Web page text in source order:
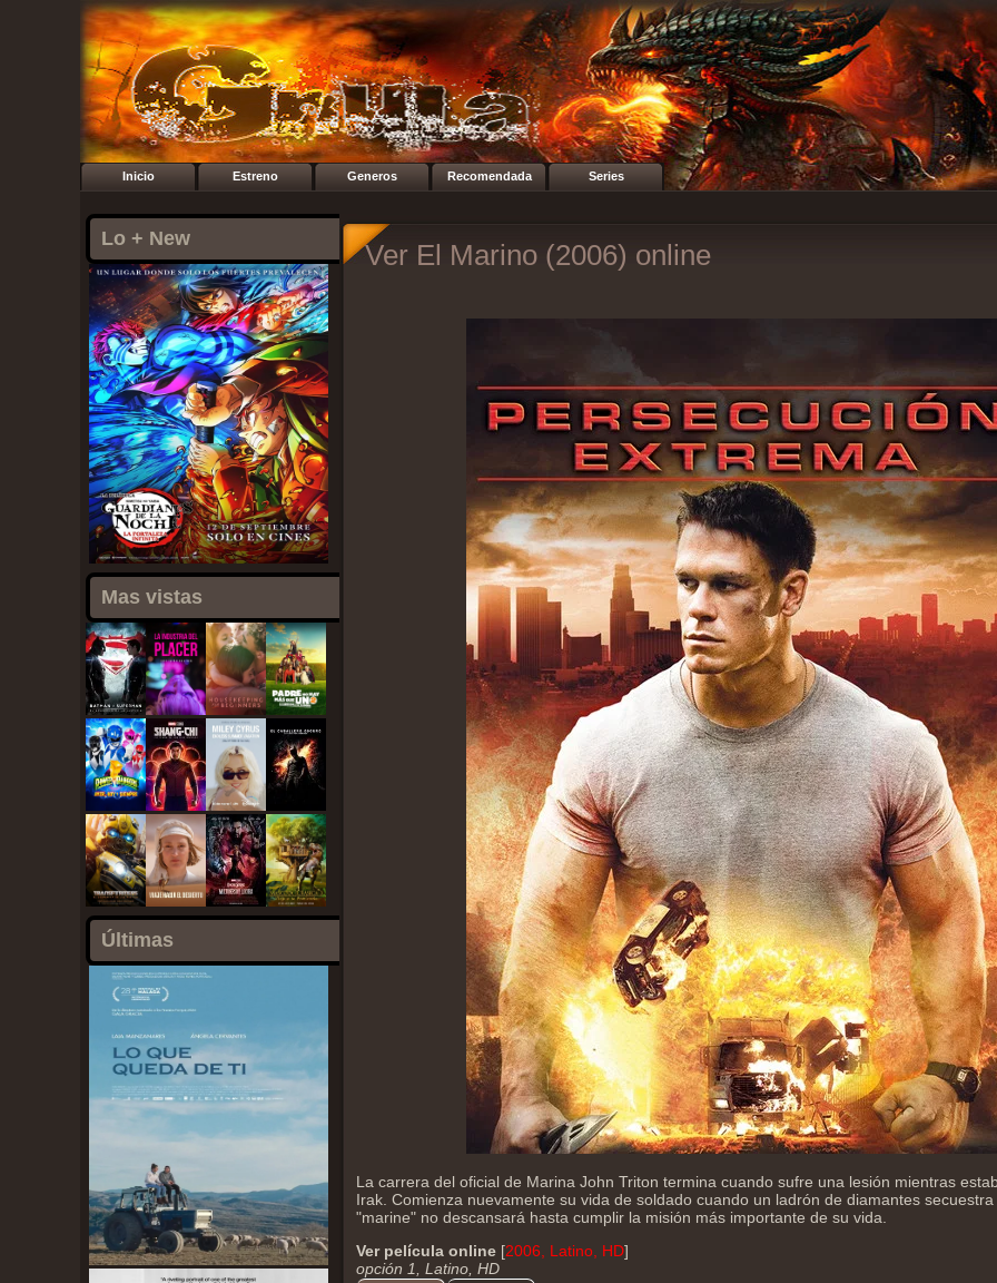
Inicio Estreno Generos Recomendada Series
Lo + New
Mas vistas
Últimas
Ver El Marino (2006) online
La carrera del oficial de Marina John Triton termina cuando sufre una lesión mientras
Irak. Comienza nuevamente su vida de soldado cuando un ladrón de diamantes
"marine" no descansará hasta cumplir la misión más importante de su vida.
Ver película online [2006, Latino, HD]
opción 1, Latino, HD